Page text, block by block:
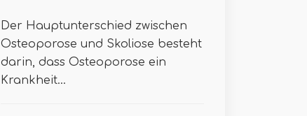
Der Hauptunterschied zwischen
Osteoporose und Skoliose besteht
darin, dass Osteoporose ein
Krankheit...